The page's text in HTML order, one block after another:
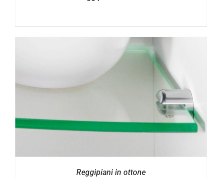
Reggipiani in ottone